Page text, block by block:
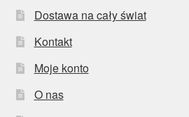
Dostawa na cały świat
Kontakt
Moje konto
O nas